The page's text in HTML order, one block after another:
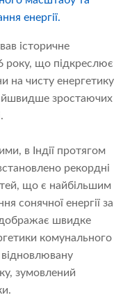
енергії.
історичне
року, що підкреслює
на чисту енергетику
зростаючих
в Індії протягом
рекордні
що є найбільшим
сонячної енергії за
швидке
комунального
відновлювану
зумовлений